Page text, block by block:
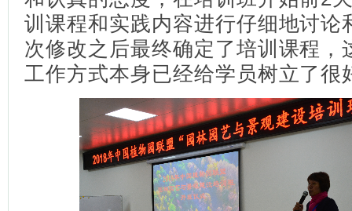
训课程和实践内容进行仔细地讨论
次修改之后最终确定了培训课程，
工作方式本身已经给学员树立了很